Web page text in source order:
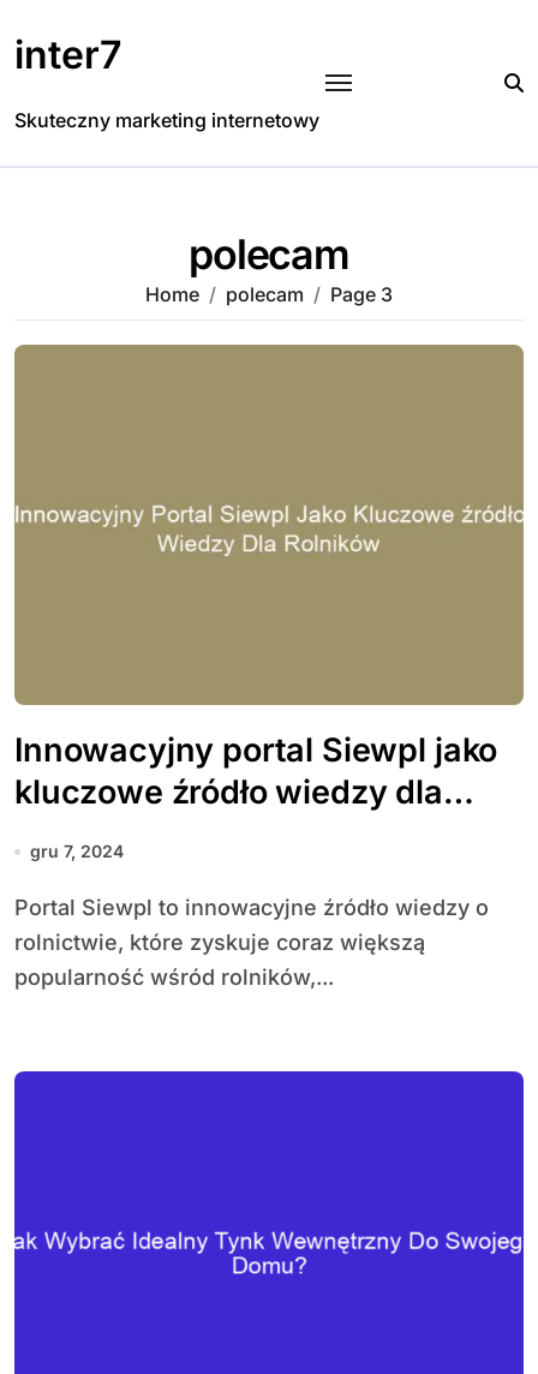
to
content
inter7
Skuteczny marketing internetowy
polecam
Home polecam Page 3
Innowacyjny portal Siewpl jako
kluczowe źródło wiedzy dla
rolników
gru 7, 2024
Portal Siewpl to innowacyjne źródło wiedzy o
rolnictwie, które zyskuje coraz większą
popularność wśród rolników,...